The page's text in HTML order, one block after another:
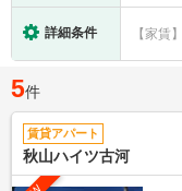
詳細条件 【家賃
5件
賃貸アパート
秋山ハイツ古河